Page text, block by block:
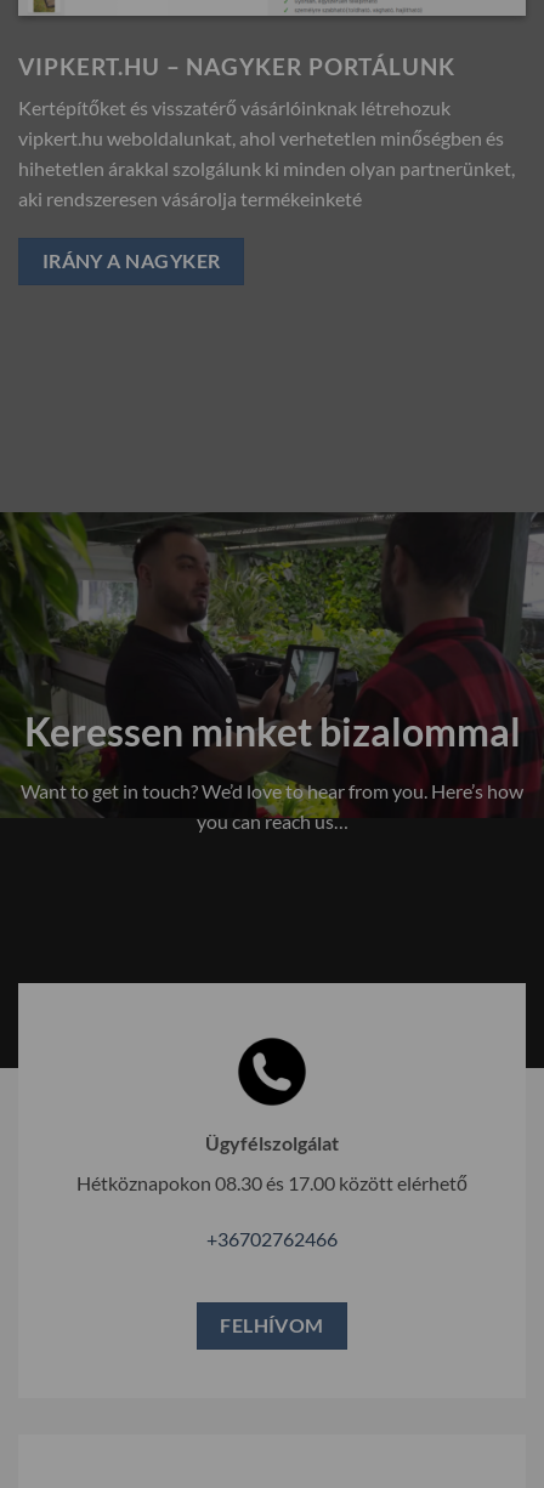
VIPKERT.HU – NAGYKER PORTÁLUNK
Kertépítőket és visszatérő vásárlóinknak létrehozuk
vipkert.hu weboldalunkat, ahol verhetetlen minőségben és
hihetetlen árakkal szolgálunk ki minden olyan partnerünket,
aki rendszeresen vásárolja termékeinketé
IRÁNY A NAGYKER
Keressen minket bizalommal
Want to get in touch? We’d love to hear from you. Here’s how
you can reach us…
Ügyfélszolgálat
Hétköznapokon 08.30 és 17.00 között elérhető
+36702762466
FELHÍVOM